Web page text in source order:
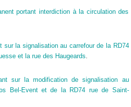
portant interdiction à la circulation des
sur la signalisation au carrefour de la RD74
et la rue des Haugeards
sur la modification de signalisation au
Bel-Event et de la RD74 rue de Saint-